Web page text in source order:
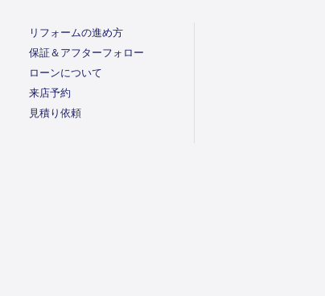
リフォームの進め方
保証＆アフターフォロー
ローンについて
来店予約
見積り依頼